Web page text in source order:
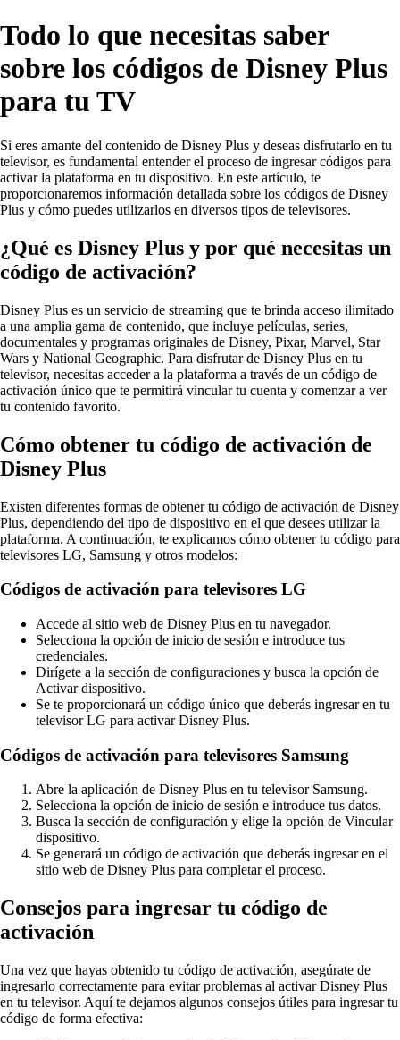
Todo lo que necesitas saber
sobre los códigos de Disney Plus
para tu TV
Si eres amante del contenido de Disney Plus y deseas disfrutarlo en tu
televisor, es fundamental entender el proceso de ingresar códigos para
activar la plataforma en tu dispositivo. En este artículo, te
proporcionaremos información detallada sobre los códigos de Disney
Plus y cómo puedes utilizarlos en diversos tipos de televisores.
¿Qué es Disney Plus y por qué necesitas un
código de activación?
Disney Plus es un servicio de streaming que te brinda acceso ilimitado
a una amplia gama de contenido, que incluye películas, series,
documentales y programas originales de Disney, Pixar, Marvel, Star
Wars y National Geographic. Para disfrutar de Disney Plus en tu
televisor, necesitas acceder a la plataforma a través de un código de
activación único que te permitirá vincular tu cuenta y comenzar a ver
tu contenido favorito.
Cómo obtener tu código de activación de
Disney Plus
Existen diferentes formas de obtener tu código de activación de Disney
Plus, dependiendo del tipo de dispositivo en el que desees utilizar la
plataforma. A continuación, te explicamos cómo obtener tu código para
televisores LG, Samsung y otros modelos:
Códigos de activación para televisores LG
Accede al sitio web de Disney Plus en tu navegador.
Selecciona la opción de inicio de sesión e introduce tus
credenciales.
Dirígete a la sección de configuraciones y busca la opción de
Activar dispositivo.
Se te proporcionará un código único que deberás ingresar en tu
televisor LG para activar Disney Plus.
Códigos de activación para televisores Samsung
Abre la aplicación de Disney Plus en tu televisor Samsung.
Selecciona la opción de inicio de sesión e introduce tus datos.
Busca la sección de configuración y elige la opción de Vincular
dispositivo.
Se generará un código de activación que deberás ingresar en el
sitio web de Disney Plus para completar el proceso.
Consejos para ingresar tu código de
activación
Una vez que hayas obtenido tu código de activación, asegúrate de
ingresarlo correctamente para evitar problemas al activar Disney Plus
en tu televisor. Aquí te dejamos algunos consejos útiles para ingresar tu
código de forma efectiva: